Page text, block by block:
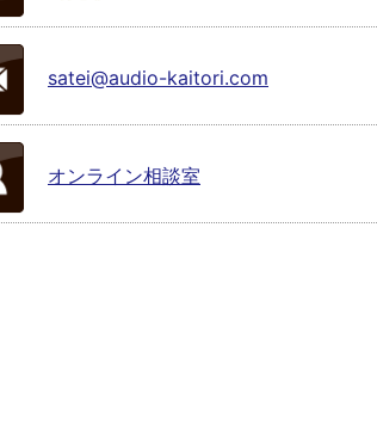
satei@audio-kaitori.com
オンライン相談室